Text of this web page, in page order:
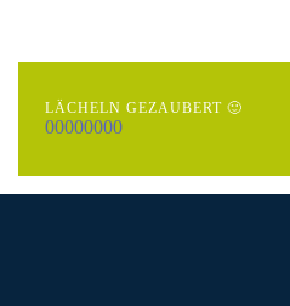
LÄCHELN GEZAUBERT 🙂
00000000